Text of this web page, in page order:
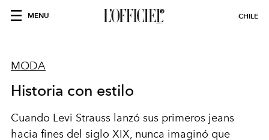
MENU CHILE
MODA
Historia con estilo
Cuando Levi Strauss lanzó sus primeros jeans
hacia fines del siglo XIX, nunca imaginó que